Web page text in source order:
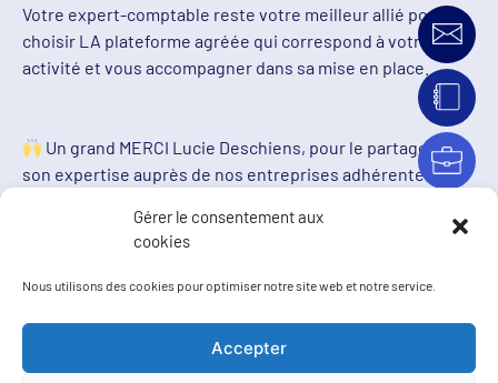
Gérer le consentement aux
cookies
Nous utilisons des cookies pour optimiser notre site web et notre service.
Accepter
Votre expert-comptable reste votre meilleur allié pour
choisir LA plateforme agréée qui correspond à votre
activité et vous accompagner dans sa mise en place.
Un grand MERCI Lucie Deschiens, pour le partage de
son expertise auprès de nos entreprises adhérentes.
Merci également à tous les participants pour leur
présence.
On se retrouve la semaine prochaine ? Cap sur notre